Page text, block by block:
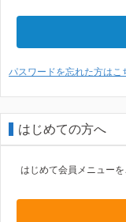
パスワードを忘れた方はこ
はじめての方へ
はじめて会員メニュー